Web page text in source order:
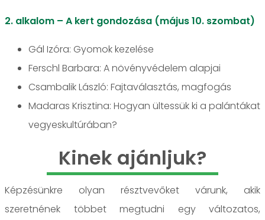
2. alkalom – A kert gondozása (május 10. szombat)
Gál Izóra: Gyomok kezelése
Ferschl Barbara: A növényvédelem alapjai
Csambalik László: Fajtaválasztás, magfogás
Madaras Krisztina: Hogyan ültessük ki a palántákat
vegyeskultúrában?
Kinek ajánljuk?
Képzésünkre olyan résztvevőket várunk, akik
szeretnének többet megtudni egy változatos,